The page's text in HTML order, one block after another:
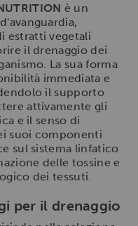
è un
estratti vegetali
il drenaggio dei
La sua forma
immediata e
il supporto
attivamente gli
e il senso di
suoi componenti
sul sistema linfatico
delle tossine e
dei tessuti.
per il drenaggio